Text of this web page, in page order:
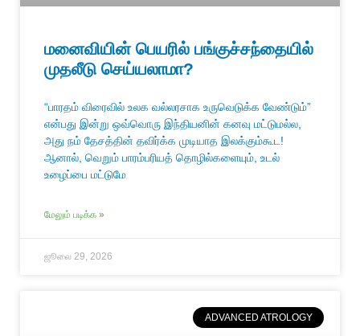
மனைவியின் பெயரில் பங்குச்சந்தையில்
முதலீடு செய்யலாமா?
“பாரதம் விரைவில் உலக வல்லரசாக உருவெடுக்க வேண்டும்”
என்பது இன்று ஒவ்வொரு இந்தியனின் கனவு மட்டுமல்ல,
அது நம் தேசத்தின் தவிர்க்க முடியாத இலக்கும்கூட!
ஆனால், வெறும் பாரம்பரியத் தொழில்களையும், உடல்
உழைப்பை மட்டுமே
மேலும் படிக்க »
ஜூலை 29, 2026
ADVANCED ATROLOGY